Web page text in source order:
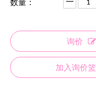
询价
加入询价篮